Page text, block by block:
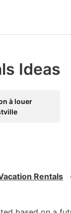
Ideas
à louer
Rentals